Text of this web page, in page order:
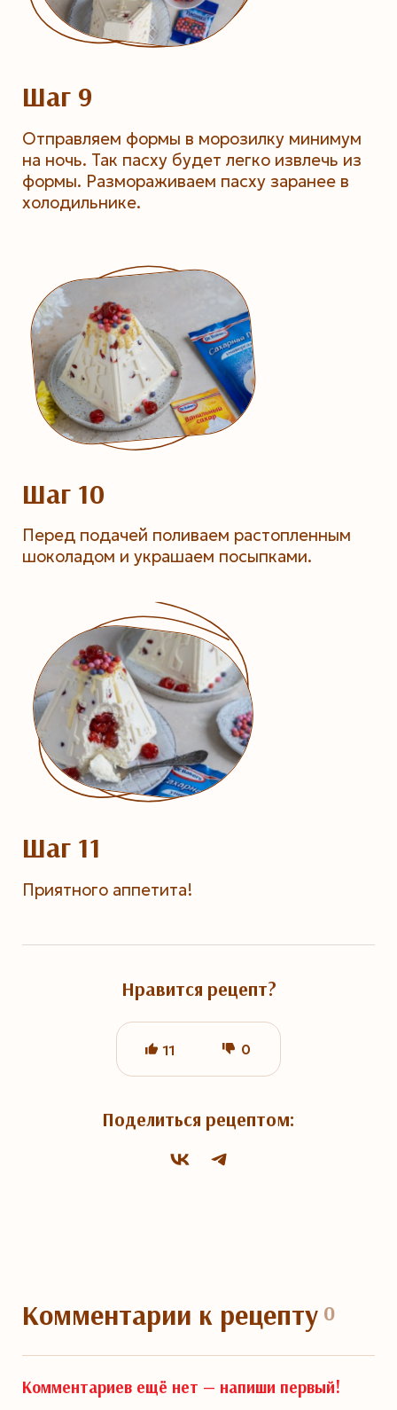
Шаг 9
Отправляем формы в морозилку минимум
на ночь. Так пасху будет легко извлечь из
формы. Размораживаем пасху заранее в
холодильнике.
Шаг 10
Перед подачей поливаем растопленным
шоколадом и украшаем посыпками.
Шаг 11
Приятного аппетита!
Нравится рецепт?
11 0
Поделиться рецептом:
Комментарии к рецепту0
Комментариев ещё нет — напиши первый!